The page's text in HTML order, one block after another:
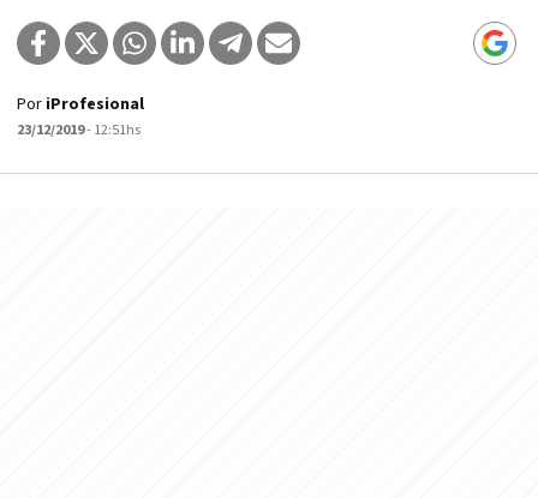
Por iProfesional
23/12/2019- 12:51hs